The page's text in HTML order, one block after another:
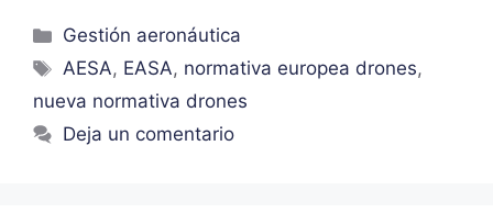
Gestión aeronáutica
AESA, EASA, normativa europea drones,
nueva normativa drones
Deja un comentario